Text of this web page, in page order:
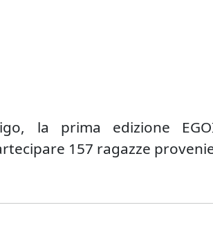
la prima edizione
157 ragazze